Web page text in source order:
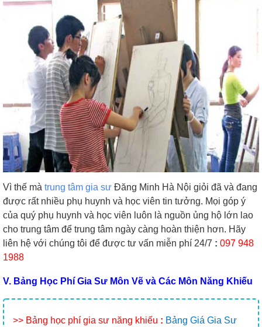
Vì thế mà trung tâm gia sư Đăng Minh Hà Nội giỏi đã và đang
được rất nhiều phụ huynh và học viên tin tưởng. Mọi góp ý
của quý phụ huynh và học viên luôn là nguồn ủng hộ lớn lao
cho trung tâm để trung tâm ngày càng hoàn thiện hơn. Hãy
liên hệ với chúng tôi để được tư vấn miễn phí 24/7 : 097 948
1988
V. Bảng Học Phí Gia Sư Môn Vẽ và Các Môn Năng Khiếu
>> Bảng học phí gia sư năng khiếu : Bảng Giá Gia Sư